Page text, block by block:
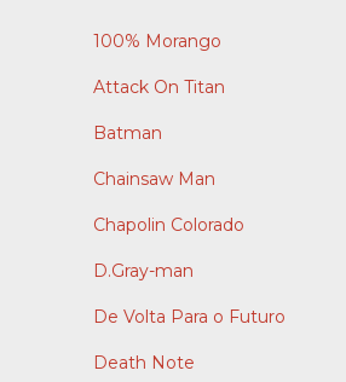
100% Morango
Attack On Titan
Batman
Chainsaw Man
Chapolin Colorado
D.Gray-man
De Volta Para o Futuro
Death Note